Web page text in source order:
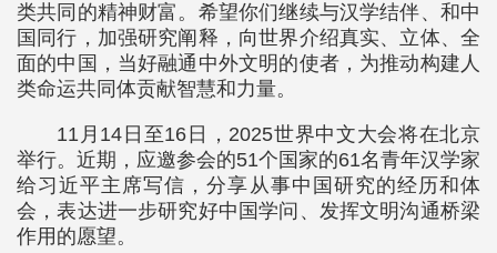
类共同的精神财富。希望你们继续与汉学结伴、和中
国同行，加强研究阐释，向世界介绍真实、立体、全
面的中国，当好融通中外文明的使者，为推动构建人
类命运共同体贡献智慧和力量。
11月14日至16日，2025世界中文大会将在北京
举行。近期，应邀参会的51个国家的61名青年汉学家
给习近平主席写信，分享从事中国研究的经历和体
会，表达进一步研究好中国学问、发挥文明沟通桥梁
作用的愿望。